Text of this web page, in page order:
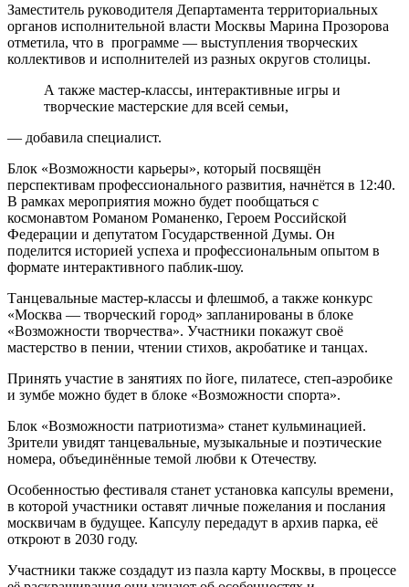
Заместитель руководителя Департамента территориальных
органов исполнительной власти Москвы Марина Прозорова
отметила, что в программе — выступления творческих
коллективов и исполнителей из разных округов столицы.
А также мастер-классы, интерактивные игры и
творческие мастерские для всей семьи,
— добавила специалист.
Блок «Возможности карьеры», который посвящён
перспективам профессионального развития, начнётся в 12:40.
В рамках мероприятия можно будет пообщаться с
космонавтом Романом Романенко, Героем Российской
Федерации и депутатом Государственной Думы. Он
поделится историей успеха и профессиональным опытом в
формате интерактивного паблик-шоу.
Танцевальные мастер-классы и флешмоб, а также конкурс
«Москва — творческий город» запланированы в блоке
«Возможности творчества». Участники покажут своё
мастерство в пении, чтении стихов, акробатике и танцах.
Принять участие в занятиях по йоге, пилатесе, степ-аэробике
и зумбе можно будет в блоке «Возможности спорта».
Блок «Возможности патриотизма» станет кульминацией.
Зрители увидят танцевальные, музыкальные и поэтические
номера, объединённые темой любви к Отечеству.
Особенностью фестиваля станет установка капсулы времени,
в которой участники оставят личные пожелания и послания
москвичам в будущее. Капсулу передадут в архив парка, её
откроют в 2030 году.
Участники также создадут из пазла карту Москвы, в процессе